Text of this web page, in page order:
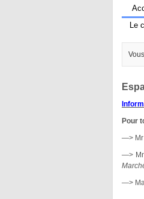
Le
Pour
—> Mr
—>
—>